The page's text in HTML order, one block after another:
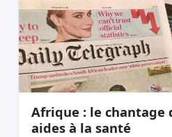
Afrique : le chantage
aides à la santé